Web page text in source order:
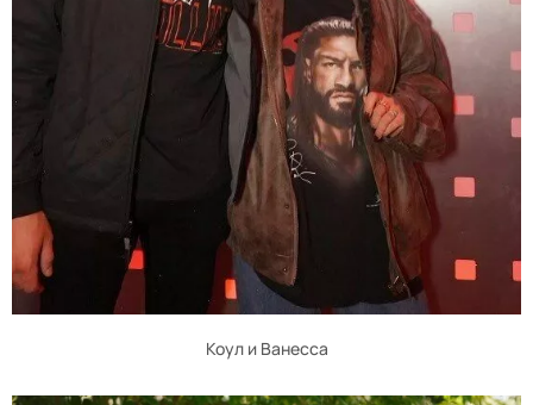
Коул и Ванесса